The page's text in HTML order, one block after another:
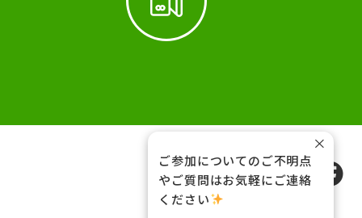
FOLLOW US
ご参加についてのご不明点
やご質問はお気軽にご連絡
ください
×